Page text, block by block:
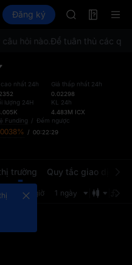
Thông tin Futures
Đăng ký
MUBARAK
TUT
Đăng ký
hỏi nào. Để tuân thủ các
cao nhất 24h
lượng 24H
Giá thấp nhất 24h
0.02298
KL 24h
4.483M ICX
Funding / Đếm ngược
/ 00:22:29
trường Quy tắc giao dịch
1 giờ 4 giờ 1 ngày